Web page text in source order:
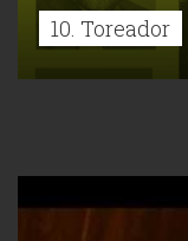
10. Toreador